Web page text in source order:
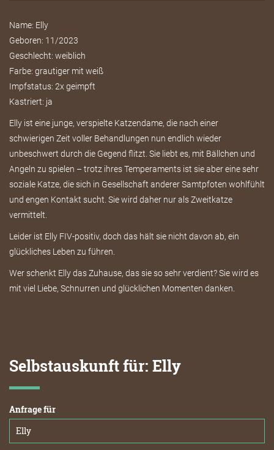
Name: Elly
Geboren: 11/2023
Geschlecht: weiblich
Farbe: grautiger mit weiß
Impfstatus: 2x geimpft
Kastriert: ja
Elly ist eine junge, verspielte Katzendame, die nach einer
schwierigen Zeit voller Behandlungen nun endlich wieder
unbeschwert durch die Gegend flitzt. Sie liebt es, mit Bällchen und
Angeln zu spielen – trotz ihres Temperaments ist sie aber eine sehr
soziale Katze, die sich in Gesellschaft anderer Samtpfoten wohlfühlt
und engen Kontakt sucht. Sie wird daher nur als Zweitkatze
vermittelt.
Leider ist Elly FIV-positiv, doch das hält sie nicht davon ab, ein
glückliches Leben zu führen.
Wer schenkt Elly das Zuhause, das sie so sehr verdient? Sie wird es
mit viel Liebe, Schnurren und glücklichen Momenten danken.
Selbstauskunft für: Elly
Anfrage für